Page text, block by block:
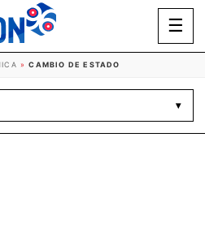
☰
»CAMBIO DE ESTADO
▾